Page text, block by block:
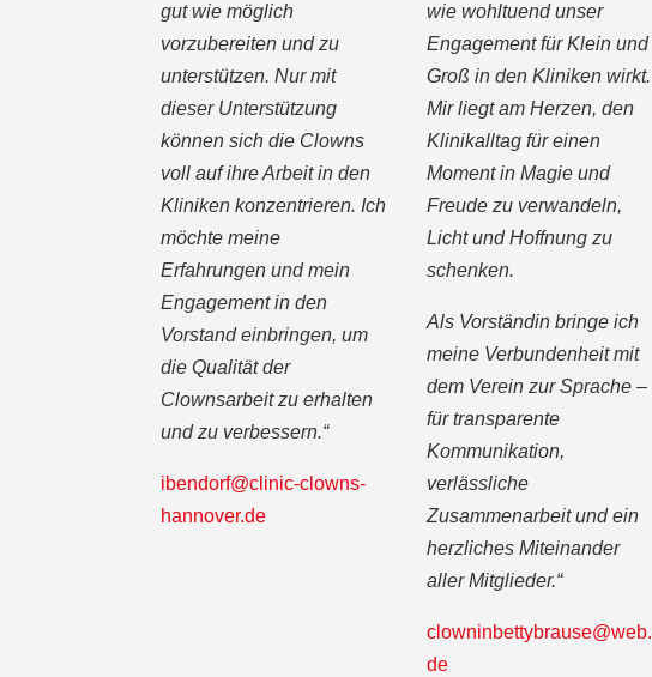
gut wie möglich
vorzubereiten und zu
unterstützen. Nur mit
dieser Unterstützung
können sich die Clowns
voll auf ihre Arbeit in den
Kliniken konzentrieren. Ich
möchte meine
Erfahrungen und mein
Engagement in den
Vorstand einbringen, um
die Qualität der
Clownsarbeit zu erhalten
und zu verbessern.“
ibendorf@clinic-clowns-
hannover.de
wie wohltuend unser
Engagement für Klein und
Groß in den Kliniken wirkt.
Mir liegt am Herzen, den
Klinikalltag für einen
Moment in Magie und
Freude zu verwandeln,
Licht und Hoffnung zu
schenken.
Als Vorständin bringe ich
meine Verbundenheit mit
dem Verein zur Sprache –
für transparente
Kommunikation,
verlässliche
Zusammenarbeit und ein
herzliches Miteinander
aller Mitglieder.“
clowninbettybrause@web.
de